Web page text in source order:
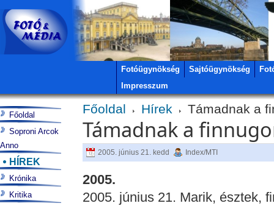
Fotóügynökség Sajtóügynökség
Impresszum
Főoldal Hírek Támadnak a
Támadnak a
2005. június 21. kedd Index/MTI
2005.
2005. június 21. Marik, észtek,
Főoldal
Soproni Arcok
Anno
HÍREK
Krónika
Kritika